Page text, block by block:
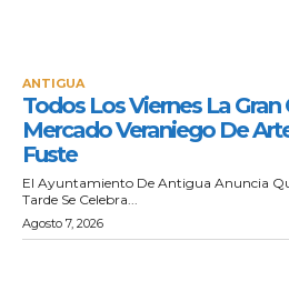
ANTIGUA
Todos Los Viernes La Gran
Mercado Veraniego De
Fuste
El Ayuntamiento De Antigua Anuncia
Tarde Se Celebra...
Agosto 7, 2026